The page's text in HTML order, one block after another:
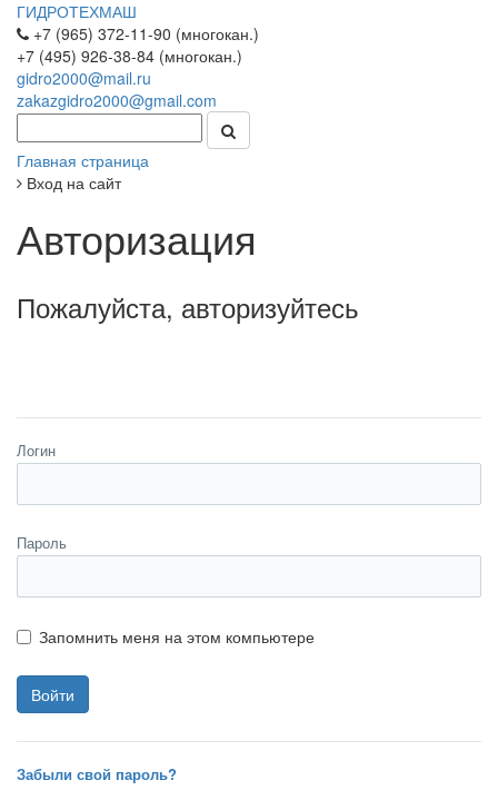
ГИДРОТЕХМАШ
+7 (965) 372-11-90 (многокан.)
+7 (495) 926-38-84 (многокан.)
gidro2000@mail.ru
zakazgidro2000@gmail.com
Главная страница
Вход на сайт
Авторизация
Пожалуйста, авторизуйтесь
Логин
Пароль
Запомнить меня на этом компьютере
Забыли свой пароль?